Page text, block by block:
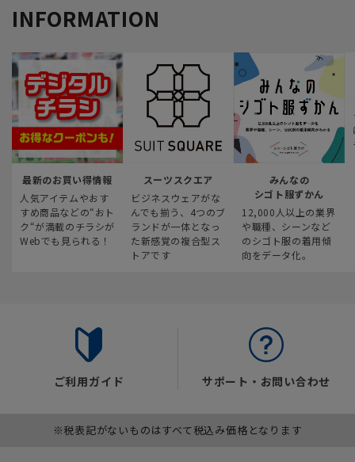
INFORMATION
最新のお買い得情報
人気アイテムやおす
すめ商品などの“おト
ク“が満載のチラシが
Webでも見られる！
スーツスクエア
ビジネスウェアがな
んでも揃う、4つのブ
ランドが一体となっ
た新感覚の複合型ス
トアです
みんなの
シゴト服ずかん
12,000人以上の業界
や職種、シーンなど
のシゴト服の着用傾
向をデータ化。
ご利用ガイド サポート・お問い合わせ
※税表記がないものはすべて税込み価格となります